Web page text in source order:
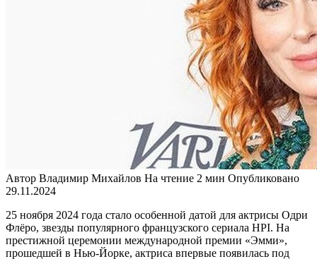
Автор Владимир Михайлов На чтение 2 мин Опубликовано
29.11.2024
25 ноября 2024 года стало особенной датой для актрисы Одри
Флёро, звезды популярного французского сериала HPI. На
престижной церемонии международной премии «Эмми»,
прошедшей в Нью-Йорке, актриса впервые появилась под